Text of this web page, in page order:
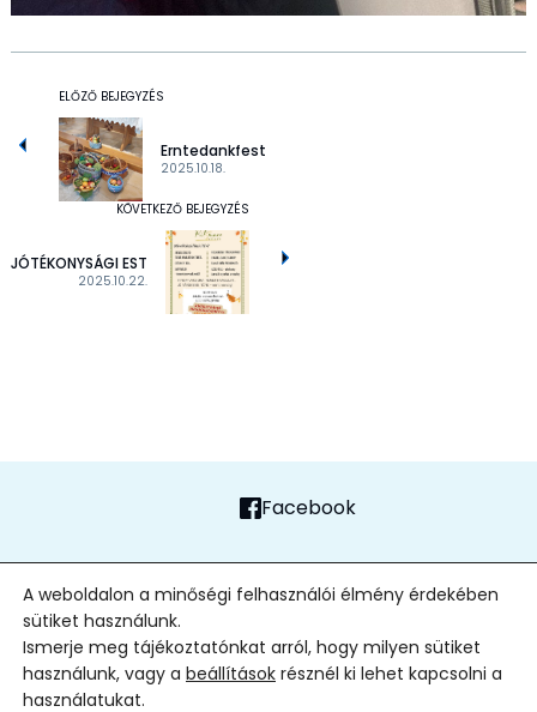
ELŐZŐ BEJEGYZÉS
2025.10.18.
Erntedankfest
KÖVETKEZŐ BEJEGYZÉS
2025.10.22.
JÓTÉKONYSÁGI EST
Facebook
2026| Minden jog fenntartva
A weboldalon a minőségi felhasználói élmény érdekében
sütiket használunk.
Ismerje meg tájékoztatónkat arról, hogy milyen sütiket
használunk, vagy a beállítások résznél ki lehet kapcsolni a
használatukat.